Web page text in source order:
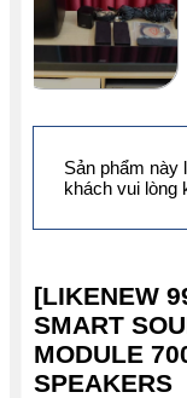
[LIKENEW
SMART
MODULE
SPEAKERS
Sản phẩm này
khách vui lòng